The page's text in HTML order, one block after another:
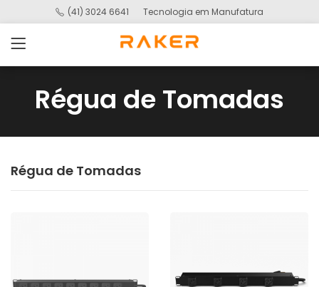
(41) 3024 6641 Tecnologia em Manufatura
Régua de Tomadas
Régua de Tomadas